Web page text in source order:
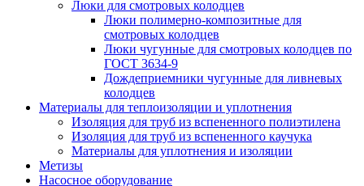
Люки для смотровых колодцев
Люки полимерно-композитные для
смотровых колодцев
Люки чугунные для смотровых колодцев по
ГОСТ 3634-9
Дождеприемники чугунные для ливневых
колодцев
Материалы для теплоизоляции и уплотнения
Изоляция для труб из вспененного полиэтилена
Изоляция для труб из вспененного каучука
Материалы для уплотнения и изоляции
Метизы
Насосное оборудование